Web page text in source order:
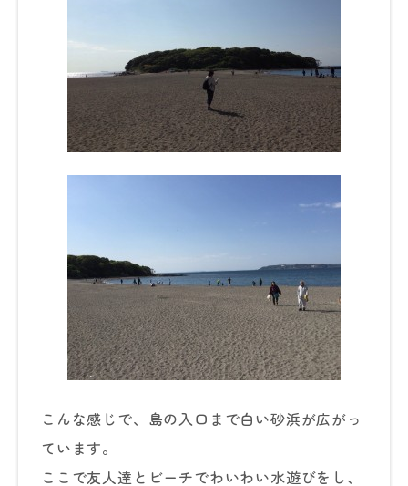
こんな感じで、島の入口まで白い砂浜が広がっ
ています。
ここで友人達とビーチでわいわい水遊びをし、